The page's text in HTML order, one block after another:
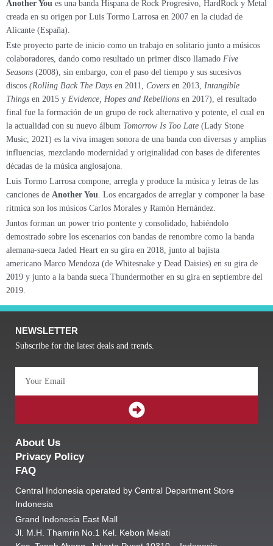
Another You es una banda Hispana de Rock Progresivo, HardRock y Metal
creada en su origen por Luis Tormo Larrosa en 2007 en la ciudad de
Alicante (España).
Este proyecto parte de inicio como un trabajo en solitario junto a músicos
colaboradores, dando como resultado un primer disco llamado Five
Seasons (2008), sin embargo, con el paso del tiempo y sus sucesivos
discos (Rolling Back The Days en 2011, Covers en 2013, Intangible
Things en 2015 y Evidence, Hopes and Rebellions en 2017), el resultado
final fue la formación de un grupo de rock alternativo y potente, el cual en
la actualidad con su nuevo álbum Tomorrow Is Too Late (Lady Stone
Music, 2021) es la viva imagen sonora de una banda con diversas y amplias
influencias, mezclando modernidad y originalidad con bases de diferentes
décadas de la música anglosajona.
Luis Tormo Larrosa compone, arregla y produce la música y letras de las
canciones de Another You. Los encargados de arreglar y componer la base
rítmica son los músicos Carlos Morales y Ramón Hernández.
Juntos forman un power trio pontente y consolidado, habiéndolo
demostrado sobre los escenarios con bandas de renombre como la banda
alemana-sueca Jaded Heart en su gira en 2018, junto al bajista
americano Marco Mendoza (de Whitesnake y Dead Daisies) en su gira de
2019 y junto a la banda sueca Thundermother en su gira en septiembre del
2019.
NEWSLETTER
Subscribe for the latest deals and trends.
SUBMIT
About Us
Privacy Policy
FAQ
Central Indonesia operated by Central Department Store
Indonesia
Grand Indonesia East Mall
Jl. M.H. Thamrin No.1 Kel. Kebon Melati